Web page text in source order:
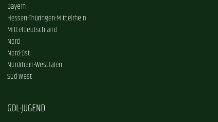
Bayern
Hessen-Thüringen-Mittelrhein
Mitteldeutschland
Nord
Nord-Ost
Nordrhein-Westfalen
Süd-West
GDL-JUGEND